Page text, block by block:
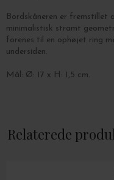
Bordskåneren er fremstillet
minimalistisk stramt
forenes til en ophøjet ring
undersiden.
Mål: Ø: 17 x H: 1,5 cm.
Relaterede